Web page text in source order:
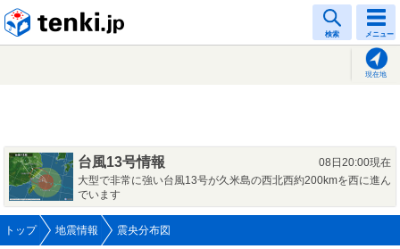
検索 メニュー
現在地
台風13号情報
08日20:00現在
大型で非常に強い台風13号が久米島の西北西約200kmを西に進ん
でいます
トップ 地震情報 震央分布図